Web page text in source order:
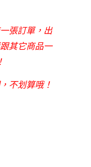
張訂單，出
其它商品一
不划算哦！